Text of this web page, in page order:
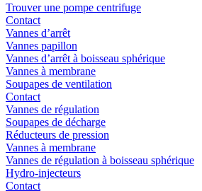
Trouver une pompe centrifuge
Contact
Vannes d’arrêt
Vannes papillon
Vannes d’arrêt à boisseau sphérique
Vannes à membrane
Soupapes de ventilation
Contact
Vannes de régulation
Soupapes de décharge
Réducteurs de pression
Vannes à membrane
Vannes de régulation à boisseau sphérique
Hydro-injecteurs
Contact